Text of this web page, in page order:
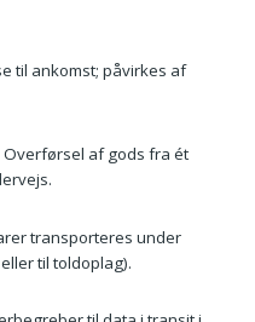
til ankomst; påvirkes af
Overførsel af gods fra ét
transporteres under
til toldoplag).